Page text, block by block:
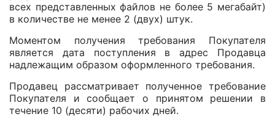
всех представленных файлов не более 5 мегабайт)
в количестве не менее 2 (двух) штук.
Моментом получения требования Покупателя
является дата поступления в адрес Продавца
надлежащим образом оформленного требования.
Продавец рассматривает полученное требование
Покупателя и сообщает о принятом решении в
течение 10 (десяти) рабочих дней.